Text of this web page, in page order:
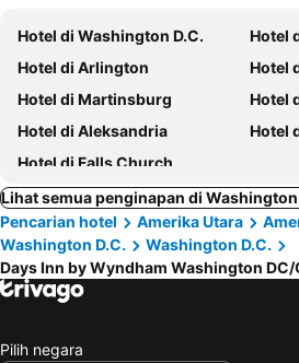
Hotel di Washington D.C.
Hotel
Hotel di Arlington
Hotel
Hotel di Martinsburg
Hotel
Hotel di Aleksandria
Hotel
Hotel di Falls Church
Lihat semua penginapan di Washington
Pencarian hotel
Amerika Utara
Washington D.C.
Washington D.C.
Days Inn by Wyndham Washington
Pilih negara